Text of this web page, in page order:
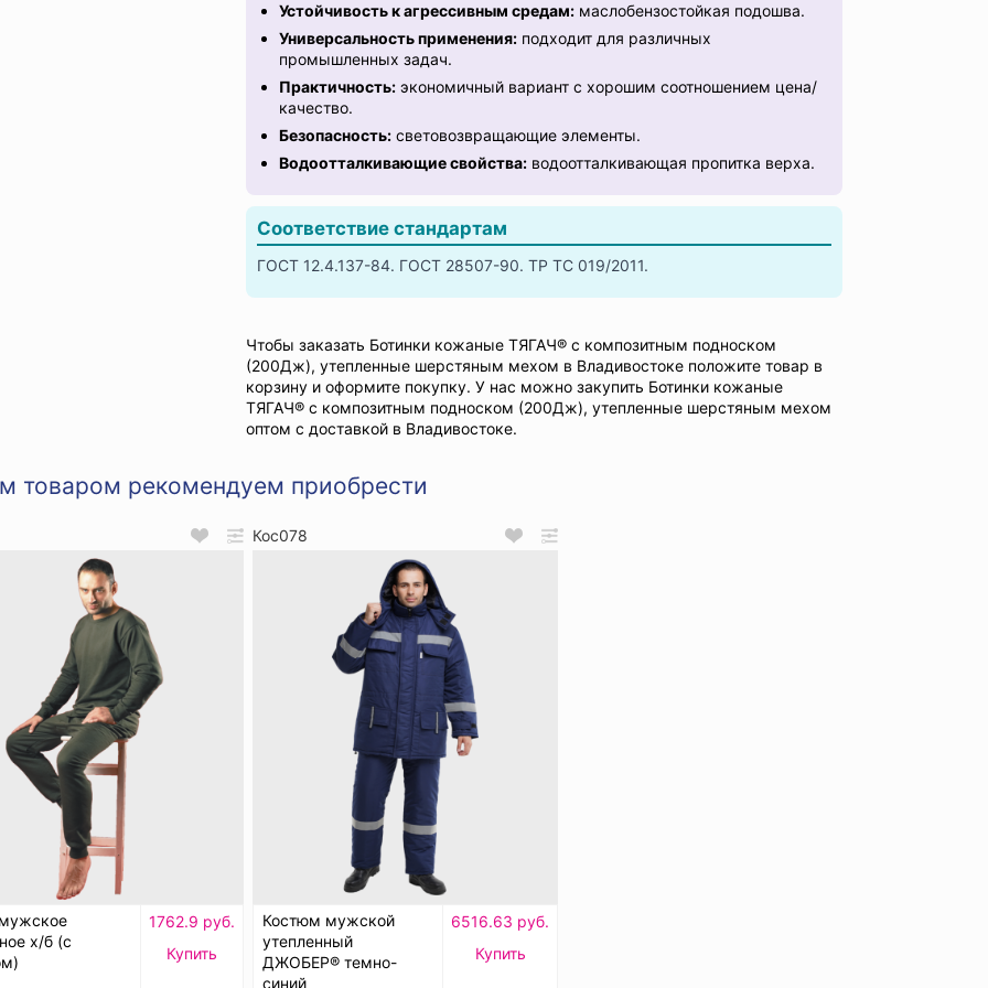
Устойчивость к агрессивным средам:маслобензостойкая подошва.
Универсальность применения:подходит для различных
промышленных задач.
Практичность:экономичный вариант с хорошим соотношением цена/
качество.
Безопасность:световозвращающие элементы.
Водоотталкивающие свойства:водоотталкивающая пропитка верха.
Соответствие стандартам
ГОСТ 12.4.137-84. ГОСТ 28507-90. ТР ТС 019/2011.
Чтобы заказать Ботинки кожаные ТЯГАЧ® с композитным подноском
(200Дж), утепленные шерстяным мехом в Владивостоке положите товар в
корзину и оформите покупку. У нас можно закупить Ботинки кожаные
ТЯГАЧ® с композитным подноском (200Дж), утепленные шерстяным мехом
оптом с доставкой в Владивостоке.
товаром рекомендуем приобрести
х/б (с
1762.9 руб.
Купить
Кос078
Костюм мужской
утепленный
ДЖОБЕР® темно-
синий
6516.63 руб.
Купить